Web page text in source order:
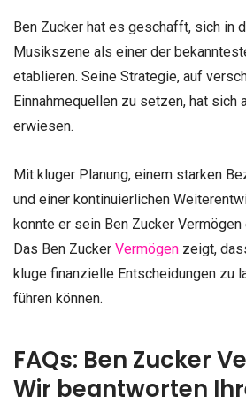
Ben Zucker hat es geschafft, sich in
Musikszene als einer der
etablieren. Seine Strategie, auf
Einnahmequellen zu setzen, hat sich
erwiesen.
Mit kluger Planung, einem starken
und einer kontinuierlichen
konnte er sein Ben Zucker
Das Ben Zucker Vermögen zeigt,
kluge finanzielle Entscheidungen zu
führen können.
FAQs: Ben Zucker
Wir beantworten